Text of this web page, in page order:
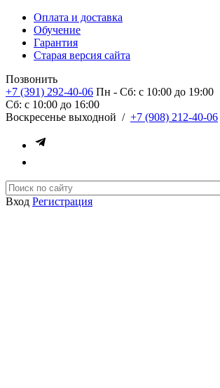
Оплата и доставка
Обучение
Гарантия
Старая версия сайта
Позвонить
+7 (391) 292-40-06 Пн - Сб: c 10:00 до 19:00
Сб: c 10:00 до 16:00
​Воскресенье выходной / +7 (908) 212-40-06
Вход Регистрация